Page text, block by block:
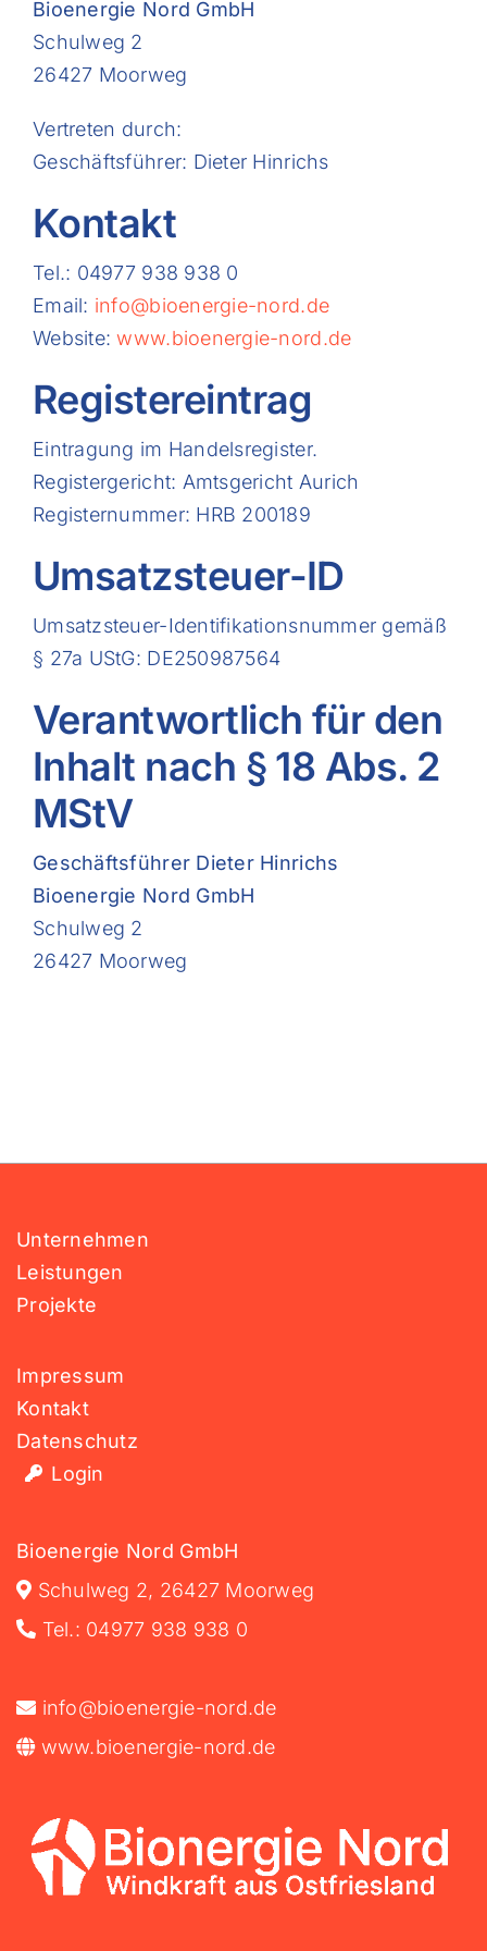
Kontakt
Bioenergie Nord GmbH
Schulweg 2
26427 Moorweg
Vertreten durch:
Geschäftsführer: Dieter Hinrichs
Kontakt
Tel.: 04977 938 938 0
Email: info@bioenergie-nord.de
Website:www.bioenergie-nord.de
Registereintrag
Eintragung im Handelsregister.
Registergericht: Amtsgericht Aurich
Registernummer: HRB 200189
Umsatzsteuer-ID
Umsatzsteuer-Identifikationsnummer gemäß
§ 27a UStG: DE250987564
Verantwortlich für den
Inhalt nach § 18 Abs. 2
MStV
Geschäftsführer Dieter Hinrichs
Bioenergie Nord GmbH
Schulweg 2
26427 Moorweg
Unternehmen
Leistungen
Projekte
Impressum
Kontakt
Datenschutz
Login
Bioenergie Nord GmbH
Schulweg 2, 26427 Moorweg
Tel.: 04977 938 938 0
info@bioenergie-nord.de
www.bioenergie-nord.de